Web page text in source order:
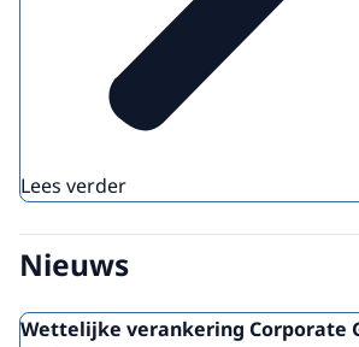
Lees verder
Nieuws
Wettelijke verankering Corporate